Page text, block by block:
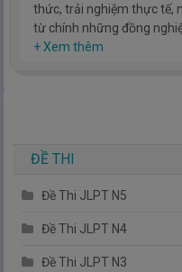
thức, trải nghiệm thực tế,
từ chính những đồng
Hy vọng rằng kinh nghiệm
+ Xem thêm
ĐỀ THI
Đề Thi JLPT N5
Đề Thi JLPT N4
Đề Thi JLPT N3